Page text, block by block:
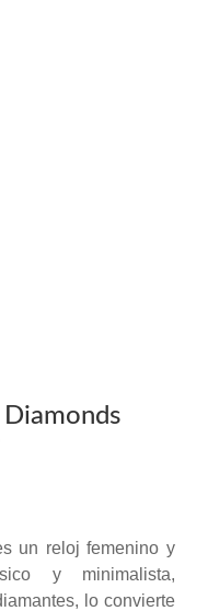
un reloj femenino y
y minimalista,
lo convierte